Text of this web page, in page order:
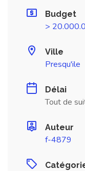
Budget
>
Ville
Presqu'ile
Délai
Tout de
Auteur
f-4879